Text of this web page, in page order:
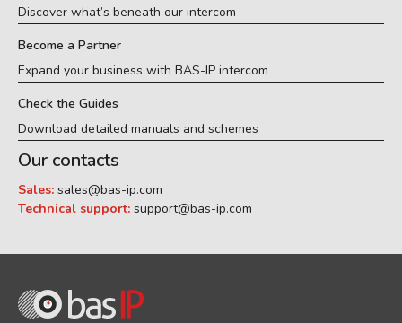
Discover what’s beneath our intercom
Become a Partner
Expand your business with BAS-IP intercom
Check the Guides
Download detailed manuals and schemes
Our contacts
Sales: sales@bas-ip.com
Technical support: support@bas-ip.com